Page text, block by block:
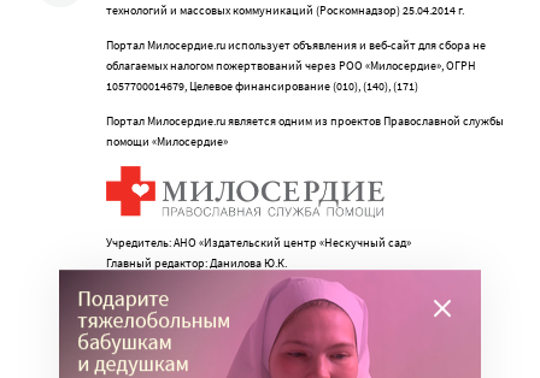
технологий и массовых коммуникаций (Роскомнадзор) 25.04.2014 г.
Портал Милосердие.ru использует объявления и веб-сайт для сбора не
облагаемых налогом пожертвований через РОО «Милосердие», ОГРН
1057700014679, Целевое финансирование (010), (140), (171)
Портал Милосердие.ru является одним из проектов Православной службы
помощи «Милосердие»
Учредитель: АНО «Издательский центр «Нескучный сад»
Главный редактор: Данилова Ю.К.
8-499-350-05-95